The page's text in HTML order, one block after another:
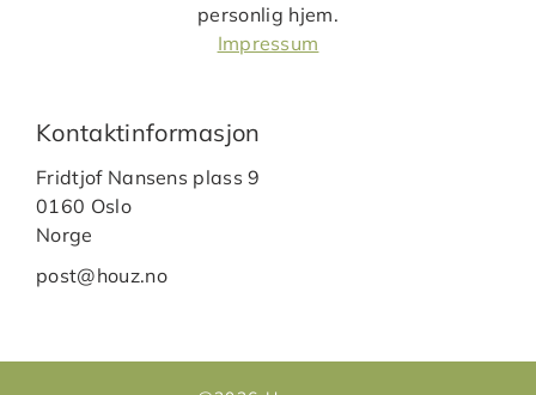
personlig hjem.
Impressum
Kontaktinformasjon
Fridtjof Nansens plass 9
0160 Oslo
Norge
post@houz.no